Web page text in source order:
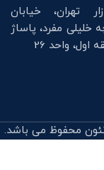
تهران، خیابان
خلیلی مفرد، پاساژ
اول، واحد 26
محفوظ می باشد.